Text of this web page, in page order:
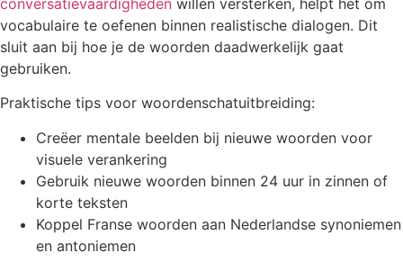
vocabulaire te oefenen binnen realistische dialogen. Dit
sluit aan bij hoe je de woorden daadwerkelijk gaat
gebruiken.
Praktische tips voor woordenschatuitbreiding:
Creëer mentale beelden bij nieuwe woorden voor
visuele verankering
Gebruik nieuwe woorden binnen 24 uur in zinnen of
korte teksten
Koppel Franse woorden aan Nederlandse synoniemen
en antoniemen